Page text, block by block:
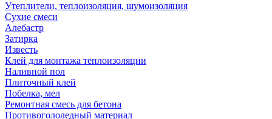
Утеплители, теплоизоляция, шумоизоляция
Сухие смеси
Алебастр
Затирка
Известь
Клей для монтажа теплоизоляции
Наливной пол
Плиточный клей
Побелка, мел
Ремонтная смесь для бетона
Противогололедный материал